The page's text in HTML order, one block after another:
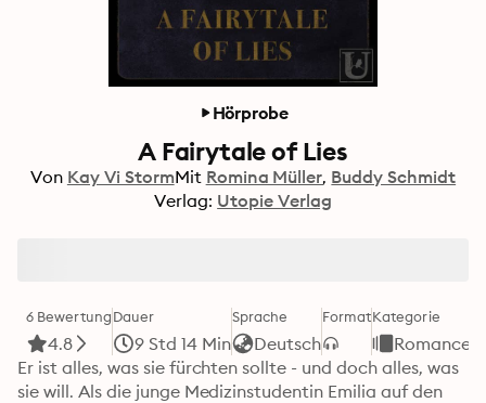
Hörprobe
A Fairytale of Lies
Von Kay Vi StormMit Romina Müller Buddy Schmidt
Verlag: Utopie Verlag
6 Bewertung
4.8
Dauer
9 Std 14 Min
Sprache
Deutsch
FormatKategorie
Romance
Er ist alles, was sie fürchten sollte - und doch alles, was
sie will. Als die junge Medizinstudentin Emilia auf den